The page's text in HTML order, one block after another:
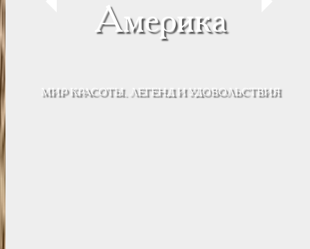
Америка
МИР КРАСОТЫ, ЛЕГЕНД И УДОВОЛЬСТВИЯ